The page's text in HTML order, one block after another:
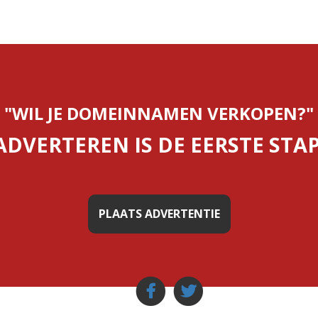
"WIL JE DOMEINNAMEN VERKOPEN?"
IS DE EERSTE
PLAATS ADVERTENTIE